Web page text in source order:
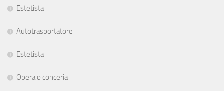
Estetista
Autotrasportatore
Estetista
Operaio conceria